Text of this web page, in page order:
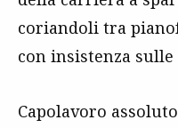
coriandoli tra
con insistenza
Capolavoro